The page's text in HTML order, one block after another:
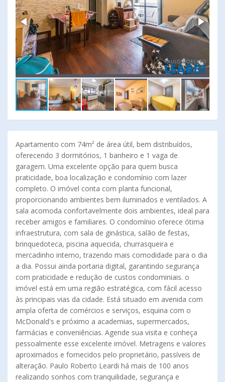
Apartamento com 74m² de área útil, bem distribuídos,
oferecendo 3 dormitórios, 1 banheiro e 1 vaga de
garagem. Uma excelente opção para quem busca
praticidade, boa localização e condomínio com lazer
completo. O imóvel conta com planta funcional,
proporcionando ambientes bem iluminados e ventilados. A
sala acomoda confortavelmente dois ambientes, ideal para
receber amigos e familiares. O condomínio oferece ótima
infraestrutura, com sala de ginástica, salão de festas,
brinquedoteca, piscina aquecida, churrasqueira e
mercadinho interno, trazendo mais comodidade para o dia
a dia. Possui ainda portaria digital, garantindo segurança
com praticidade e redução de custos condominiais. o
imóvel está em uma região estratégica, com fácil acesso
às principais vias da cidade. Está situado em avenida com
ampla oferta de comércios e serviços, esquina com o
McDonald's e próximo a academias, supermercados,
farmácias e conveniências. Agende sua visita e conheça
pessoalmente esse excelente imóvel. Metragens e valores
aproximados e fornecidos pelo proprietário, passíveis de
alteração. Paulo Roberto Leardi há mais de 100 anos
realizando sonhos com tranquilidade, segurança e